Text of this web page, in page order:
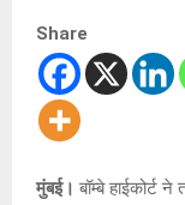
Share
मुंबई। बॉम्बे हाईकोर्ट